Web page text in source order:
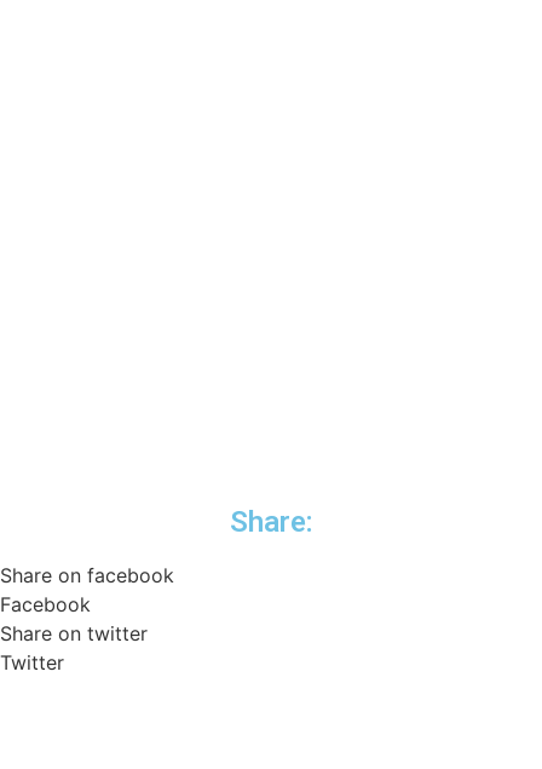
Share:
Share on facebook
Facebook
Share on twitter
Twitter